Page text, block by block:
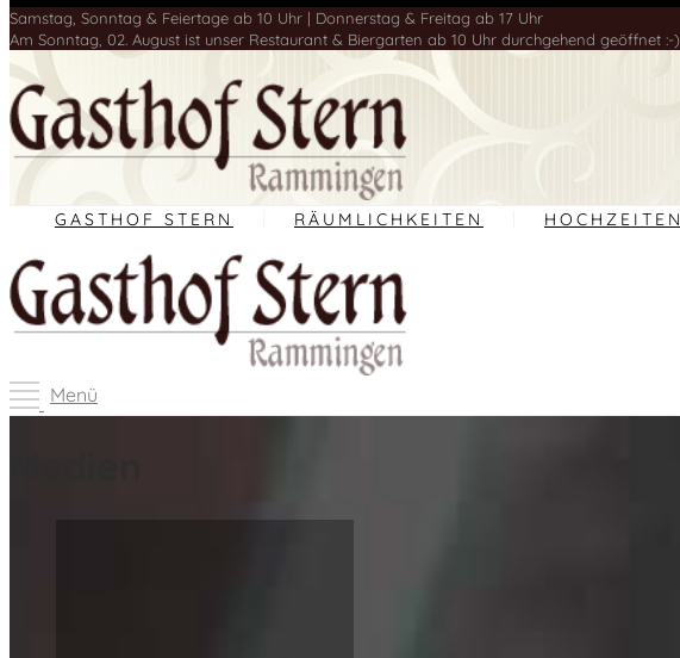
Samstag, Sonntag & Feiertage ab 10 Uhr | Donnerstag & Freitag ab 17 Uhr
Am Sonntag, 02. August ist unser Restaurant & Biergarten ab 10 Uhr durchgehend geöffnet :-)
GASTHOF STERN RÄUMLICHKEITEN HOCHZEITEN